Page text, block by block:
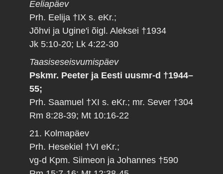
Eeliapäev
Prh. Eelija †IX s. eKr.;
Jõhvi ja Ugine'i õigl. Aleksei †1934
Jk 5:10-20; Lk 4:22-30
Taasiseseisvumispäev
Pskmr. Peeter ja Eesti uusmr-d †1944–
55;
Prh. Saamuel †XI s. eKr.; mr. Sever †304
Rm 8:28-39; Mt 10:16-22
21. Kolmapäev
Prh. Hesekiel †VI eKr.;
vg-d Kpm. Siimeon ja Johannes †590